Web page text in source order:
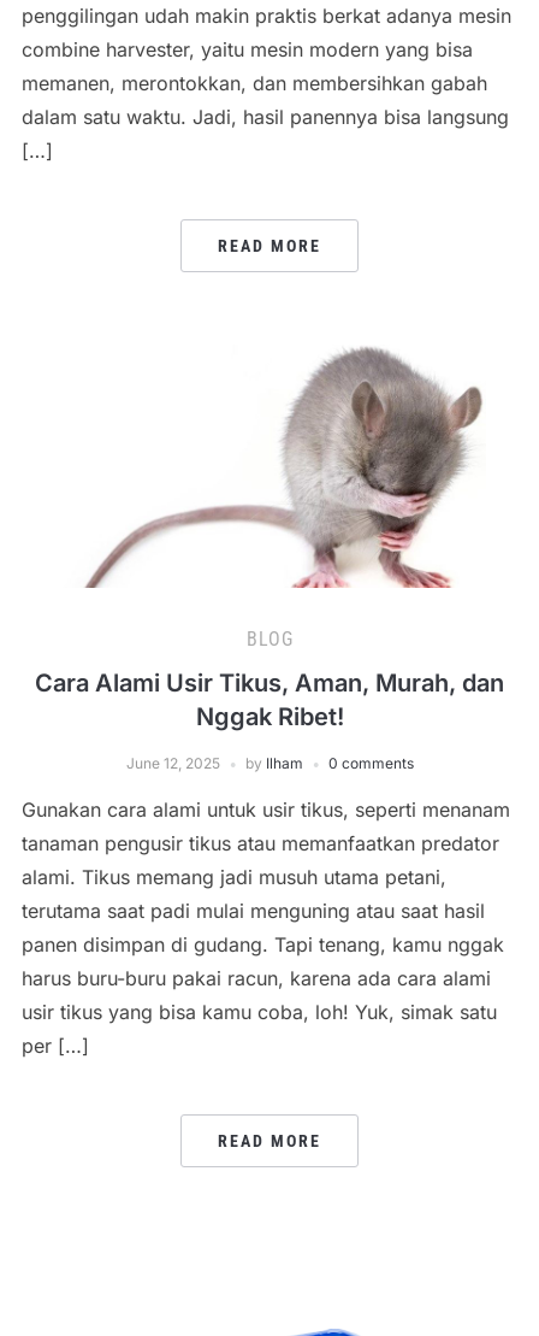
penggilingan udah makin praktis berkat adanya mesin
combine harvester, yaitu mesin modern yang bisa
memanen, merontokkan, dan membersihkan gabah
dalam satu waktu. Jadi, hasil panennya bisa langsung
[…]
READ MORE
BLOG
Cara Alami Usir Tikus, Aman, Murah, dan
Nggak Ribet!
June 12, 2025 by Ilham 0 comments
Gunakan cara alami untuk usir tikus, seperti menanam
tanaman pengusir tikus atau memanfaatkan predator
alami. Tikus memang jadi musuh utama petani,
terutama saat padi mulai menguning atau saat hasil
panen disimpan di gudang. Tapi tenang, kamu nggak
harus buru-buru pakai racun, karena ada cara alami
usir tikus yang bisa kamu coba, loh! Yuk, simak satu
per […]
READ MORE